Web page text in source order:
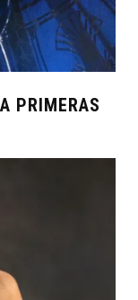
PRIMERAS